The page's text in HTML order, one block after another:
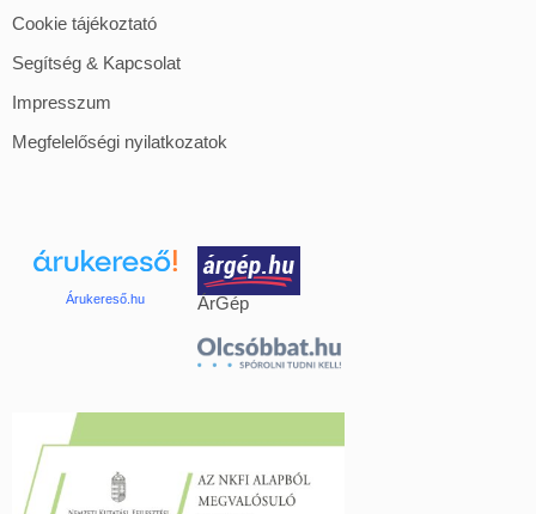
Cookie tájékoztató
Segítség & Kapcsolat
Impresszum
Megfelelőségi nyilatkozatok
Árukereső.hu ÁrGép